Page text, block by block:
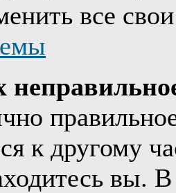
все
к другому
вы.